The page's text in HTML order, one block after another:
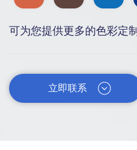
可为您提供更多的色彩定制
立即联系